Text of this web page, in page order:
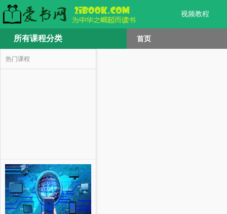
视频教程
所有课程分类 首页
热门课程